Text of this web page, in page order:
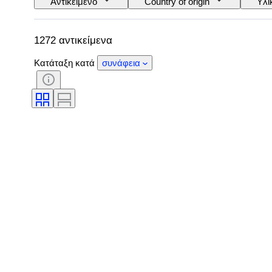
Έλεγχος
Τροφοδοσία Εταιρεία
1272 αντικείμενα
Κατάταξη κατά συνάφεια